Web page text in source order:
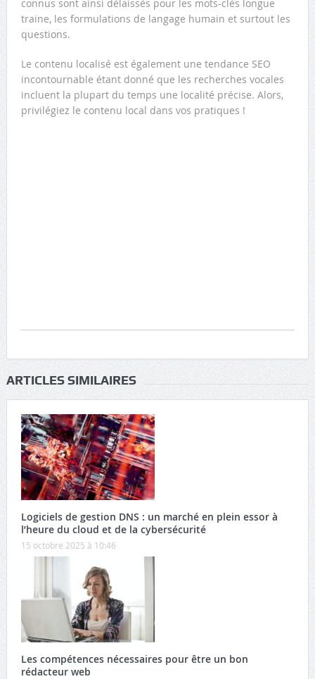
connus sont ainsi délaissés pour les mots-clés longue
traine, les formulations de langage humain et surtout les
questions.
Le contenu localisé est également une tendance SEO
incontournable étant donné que les recherches vocales
incluent la plupart du temps une localité précise. Alors,
privilégiez le contenu local dans vos pratiques !
ARTICLES SIMILAIRES
Logiciels de gestion DNS : un marché en plein essor à
l’heure du cloud et de la cybersécurité
15 octobre 2025 à 10:46
Les compétences nécessaires pour être un bon
rédacteur web